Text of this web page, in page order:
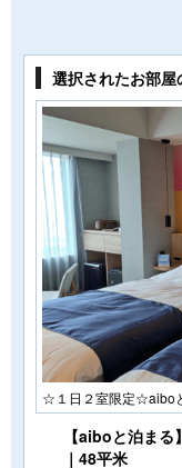
選択されたお部屋
☆１日２室限定☆aibo
【aiboと泊ま
｜48平米